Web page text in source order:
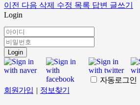
이전 다음 삭제 수정 목록 답변 글쓰기
Login
Login
자동로그인
회원가입 | 정보찾기